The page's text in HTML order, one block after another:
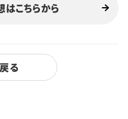
お問い合わせ
はこちらから
る